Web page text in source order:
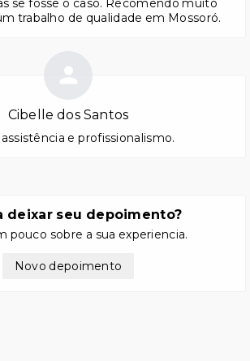
se fosse o caso. Recomendo muito
trabalho de qualidade em Mossoró.
Cibelle dos Santos
e profissionalismo.
deixar seu depoimento?
pouco sobre a sua experiencia.
Novo depoimento